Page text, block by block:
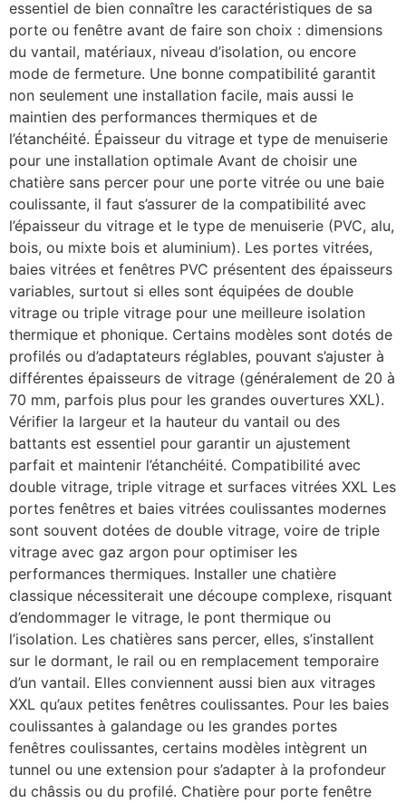
essentiel de bien connaître les caractéristiques de sa
porte ou fenêtre avant de faire son choix : dimensions
du vantail, matériaux, niveau d’isolation, ou encore
mode de fermeture. Une bonne compatibilité garantit
non seulement une installation facile, mais aussi le
maintien des performances thermiques et de
l’étanchéité. Épaisseur du vitrage et type de menuiserie
pour une installation optimale Avant de choisir une
chatière sans percer pour une porte vitrée ou une baie
coulissante, il faut s’assurer de la compatibilité avec
l’épaisseur du vitrage et le type de menuiserie (PVC, alu,
bois, ou mixte bois et aluminium). Les portes vitrées,
baies vitrées et fenêtres PVC présentent des épaisseurs
variables, surtout si elles sont équipées de double
vitrage ou triple vitrage pour une meilleure isolation
thermique et phonique. Certains modèles sont dotés de
profilés ou d’adaptateurs réglables, pouvant s’ajuster à
différentes épaisseurs de vitrage (généralement de 20 à
70 mm, parfois plus pour les grandes ouvertures XXL).
Vérifier la largeur et la hauteur du vantail ou des
battants est essentiel pour garantir un ajustement
parfait et maintenir l’étanchéité. Compatibilité avec
double vitrage, triple vitrage et surfaces vitrées XXL Les
portes fenêtres et baies vitrées coulissantes modernes
sont souvent dotées de double vitrage, voire de triple
vitrage avec gaz argon pour optimiser les
performances thermiques. Installer une chatière
classique nécessiterait une découpe complexe, risquant
d’endommager le vitrage, le pont thermique ou
l’isolation. Les chatières sans percer, elles, s’installent
sur le dormant, le rail ou en remplacement temporaire
d’un vantail. Elles conviennent aussi bien aux vitrages
XXL qu’aux petites fenêtres coulissantes. Pour les baies
coulissantes à galandage ou les grandes portes
fenêtres coulissantes, certains modèles intègrent un
tunnel ou une extension pour s’adapter à la profondeur
du châssis ou du profilé. Chatière pour porte fenêtre